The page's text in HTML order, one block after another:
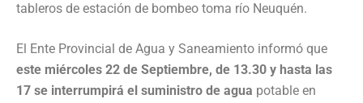
tableros de estación de bombeo toma río Neuquén.
El Ente Provincial de Agua y Saneamiento informó que
este miércoles 22 de Septiembre, de 13.30 y hasta las
17 se interrumpirá el suministro de agua potable en